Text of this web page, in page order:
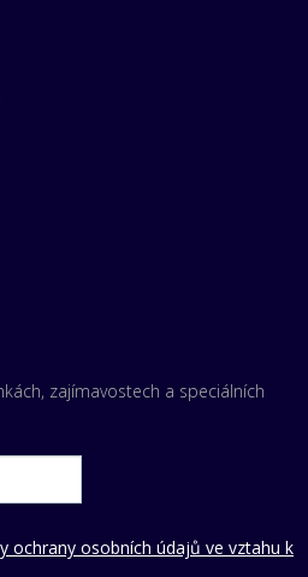
zajímavostech a speciálních
ochrany osobních údajů ve vztahu k